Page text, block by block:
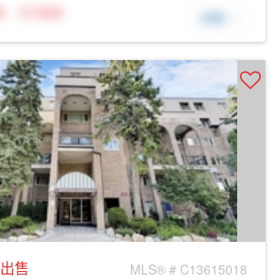
N/A 详细
出售 MLS® # C13615018